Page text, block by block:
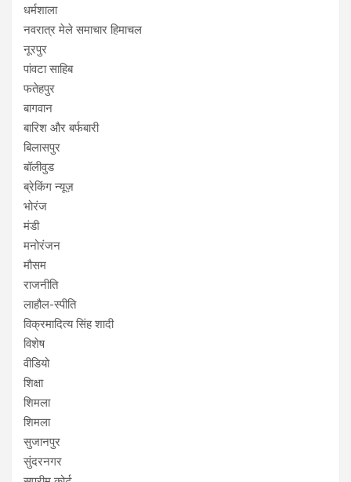
धर्मशाला
नवरात्र मेले समाचार हिमाचल
नूरपुर
पांवटा साहिब
फतेहपुर
बागवान
बारिश और बर्फबारी
बिलासपुर
बॉलीवुड
ब्रेकिंग न्यूज़
भोरंज
मंडी
मनोरंजन
मौसम
राजनीति
लाहौल-स्पीति
विक्रमादित्य सिंह शादी
विशेष
वीडियो
शिक्षा
शिमला
शिमला
सुजानपुर
सुंदरनगर